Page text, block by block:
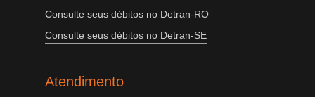
Consulte seus débitos no Detran-RO
Consulte seus débitos no Detran-SE
Atendimento